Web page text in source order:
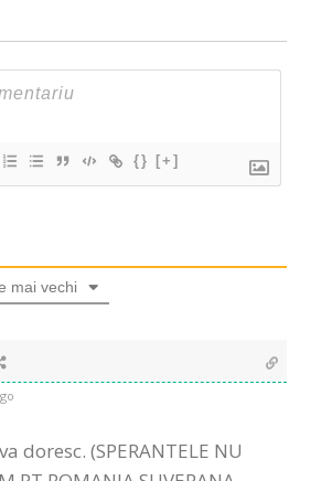
{} [+]
mai vechi
doresc. (SPERANTELE NU